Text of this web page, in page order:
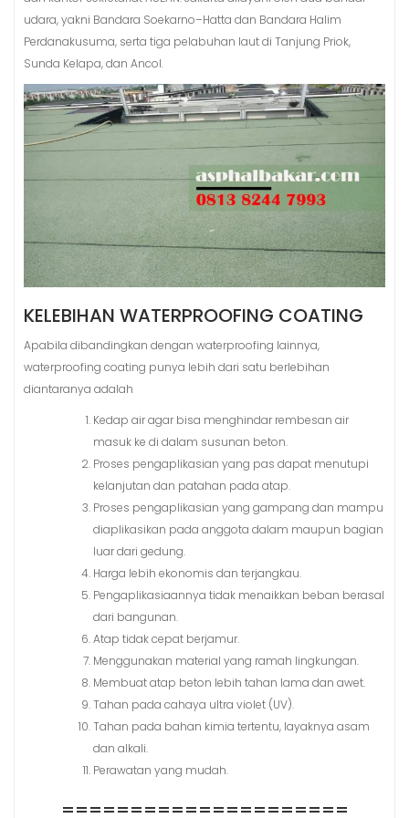
udara, yakni Bandara Soekarno–Hatta dan Bandara Halim
Perdanakusuma, serta tiga pelabuhan laut di Tanjung Priok,
Sunda Kelapa, dan Ancol.
KELEBIHAN WATERPROOFING COATING
Apabila dibandingkan dengan waterproofing lainnya,
waterproofing coating punya lebih dari satu berlebihan
diantaranya adalah
Kedap air agar bisa menghindar rembesan air
masuk ke di dalam susunan beton.
Proses pengaplikasian yang pas dapat menutupi
kelanjutan dan patahan pada atap.
Proses pengaplikasian yang gampang dan mampu
diaplikasikan pada anggota dalam maupun bagian
luar dari gedung.
Harga lebih ekonomis dan terjangkau.
Pengaplikasiaannya tidak menaikkan beban berasal
dari bangunan.
Atap tidak cepat berjamur.
Menggunakan material yang ramah lingkungan.
Membuat atap beton lebih tahan lama dan awet.
Tahan pada cahaya ultra violet (UV).
Tahan pada bahan kimia tertentu, layaknya asam
dan alkali.
Perawatan yang mudah.
=====================